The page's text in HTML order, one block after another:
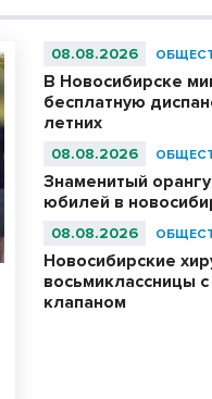
08.08.2026
В Новосибирске
бесплатную
летних
08.08.2026
Знаменитый
юбилей в
08.08.2026
Новосибирские
восьмиклассницы
клапаном